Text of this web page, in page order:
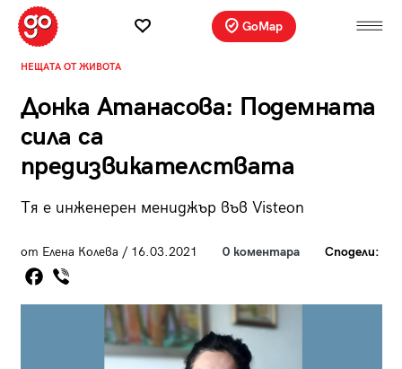
GoMap
НЕЩАТА ОТ ЖИВОТА
Донка Атанасова: Подемната
сила са
предизвикателствата
Тя е инженерен мениджър във Visteon
от Елена Колева / 16.03.2021 0 коментара Сподели: